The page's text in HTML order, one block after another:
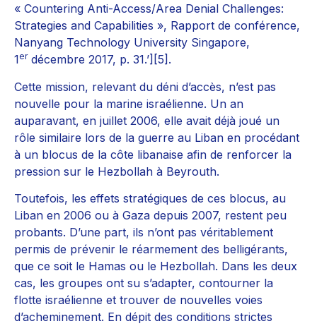
« Countering Anti-Access/Area Denial Challenges:
Strategies and Capabilities », Rapport de conférence,
Nanyang Technology University Singapore,
1erdécembre 2017, p. 31.’][5].
Cette mission, relevant du déni d’accès, n’est pas
nouvelle pour la marine israélienne. Un an
auparavant, en juillet 2006, elle avait déjà joué un
rôle similaire lors de la guerre au Liban en procédant
à un blocus de la côte libanaise afin de renforcer la
pression sur le Hezbollah à Beyrouth.
Toutefois, les effets stratégiques de ces blocus, au
Liban en 2006 ou à Gaza depuis 2007, restent peu
probants. D’une part, ils n’ont pas véritablement
permis de prévenir le réarmement des belligérants,
que ce soit le Hamas ou le Hezbollah. Dans les deux
cas, les groupes ont su s’adapter, contourner la
flotte israélienne et trouver de nouvelles voies
d’acheminement. En dépit des conditions strictes